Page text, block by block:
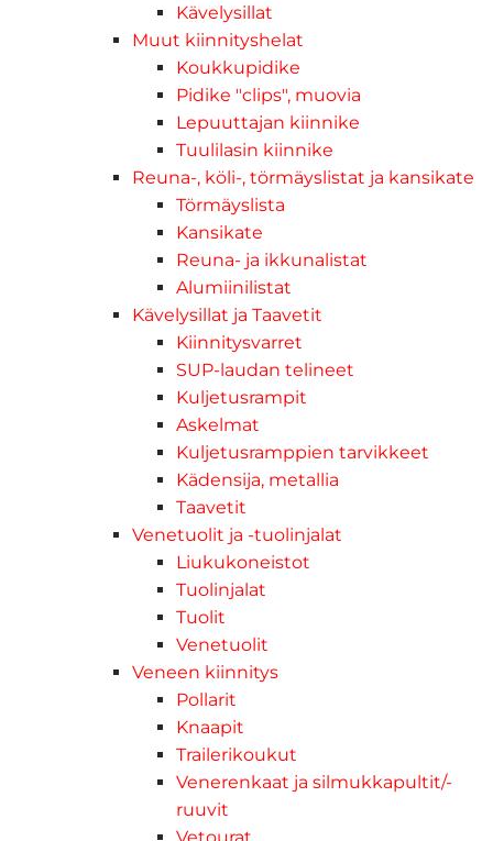
Kävelysillat
Muut kiinnityshelat
Koukkupidike
Pidike "clips", muovia
Lepuuttajan kiinnike
Tuulilasin kiinnike
Reuna-, köli-, törmäyslistat ja kansikate
Törmäyslista
Kansikate
Reuna- ja ikkunalistat
Alumiinilistat
Kävelysillat ja Taavetit
Kiinnitysvarret
SUP-laudan telineet
Kuljetusrampit
Askelmat
Kuljetusramppien tarvikkeet
Kädensija, metallia
Taavetit
Venetuolit ja -tuolinjalat
Liukukoneistot
Tuolinjalat
Tuolit
Venetuolit
Veneen kiinnitys
Pollarit
Knaapit
Trailerikoukut
Venerenkaat ja silmukkapultit/-
ruuvit